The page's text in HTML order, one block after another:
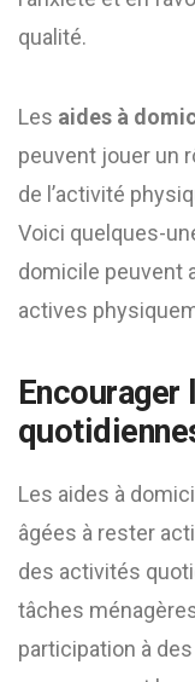
qualité.
Les aides à
peuvent jouer un
de l’activité
Voici quelques-
domicile peuvent
actives
Les aides à
âgées à rester
des activités
tâches
participation à